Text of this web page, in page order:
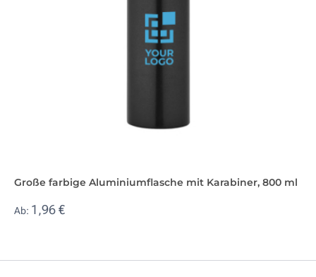
Große farbige Aluminiumflasche mit Karabiner, 800 ml
Ab: 1,96 €